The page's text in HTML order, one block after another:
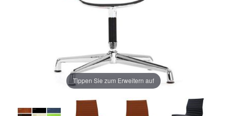
Tippen Sie zum Erweitern auf